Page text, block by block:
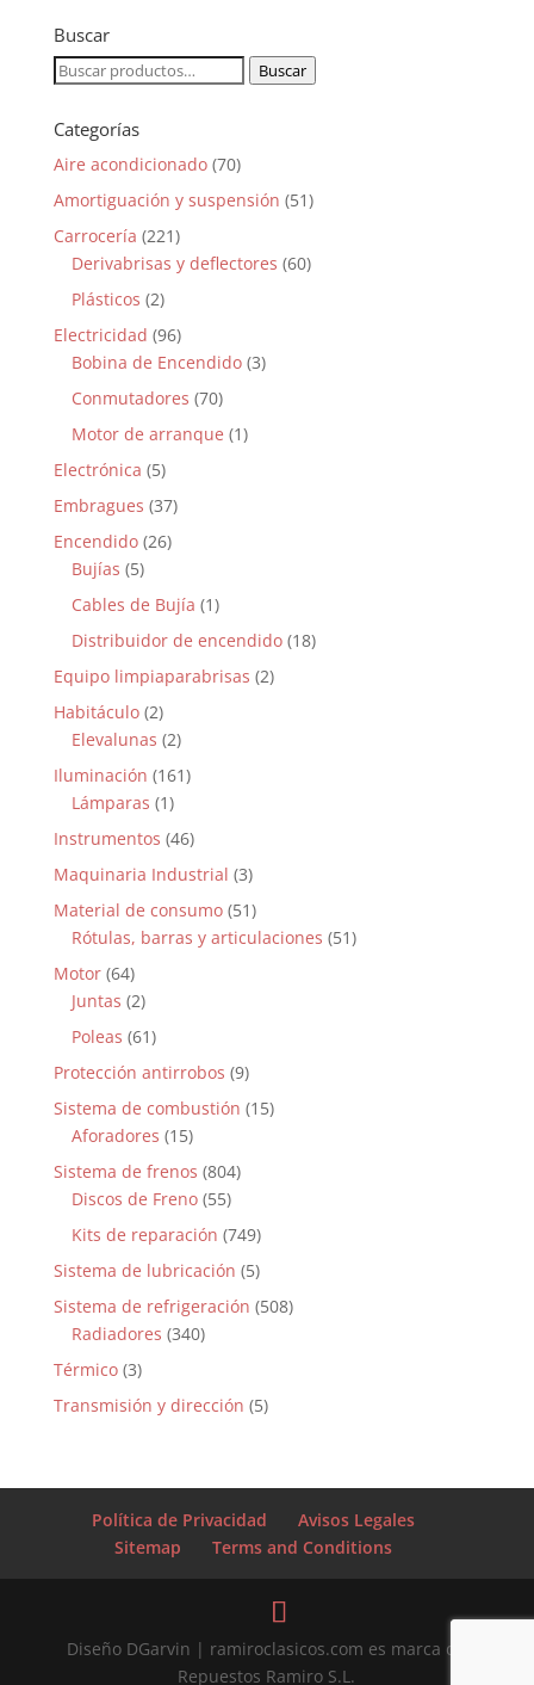
Buscar
Buscar
Buscar
Categorías
Aire acondicionado (70)
Amortiguación y suspensión (51)
Carrocería (221)
Derivabrisas y deflectores (60)
Plásticos (2)
Electricidad (96)
Bobina de Encendido (3)
Conmutadores (70)
Motor de arranque (1)
Electrónica (5)
Embragues (37)
Encendido (26)
Bujías (5)
Cables de Bujía (1)
Distribuidor de encendido (18)
Equipo limpiaparabrisas (2)
Habitáculo (2)
Elevalunas (2)
Iluminación (161)
Lámparas (1)
Instrumentos (46)
Maquinaria Industrial (3)
Material de consumo (51)
Rótulas, barras y articulaciones (51)
Motor (64)
Juntas (2)
Poleas (61)
Protección antirrobos (9)
Sistema de combustión (15)
Aforadores (15)
Sistema de frenos (804)
Discos de Freno (55)
Kits de reparación (749)
Sistema de lubricación (5)
Sistema de refrigeración (508)
Radiadores (340)
Térmico (3)
Transmisión y dirección (5)
Política de Privacidad
Avisos Legales
Sitemap
Terms and Conditions
Diseño DGarvin | ramiroclasicos.com es marca de
Repuestos Ramiro S.L.